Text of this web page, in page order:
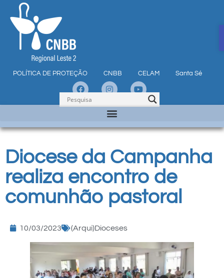
POLÍTICA DE PROTEÇÃO CNBB CELAM Santa Sé
Diocese da Campanha
realiza encontro de
comunhão pastoral
10/03/2023 (Arqui)Dioceses